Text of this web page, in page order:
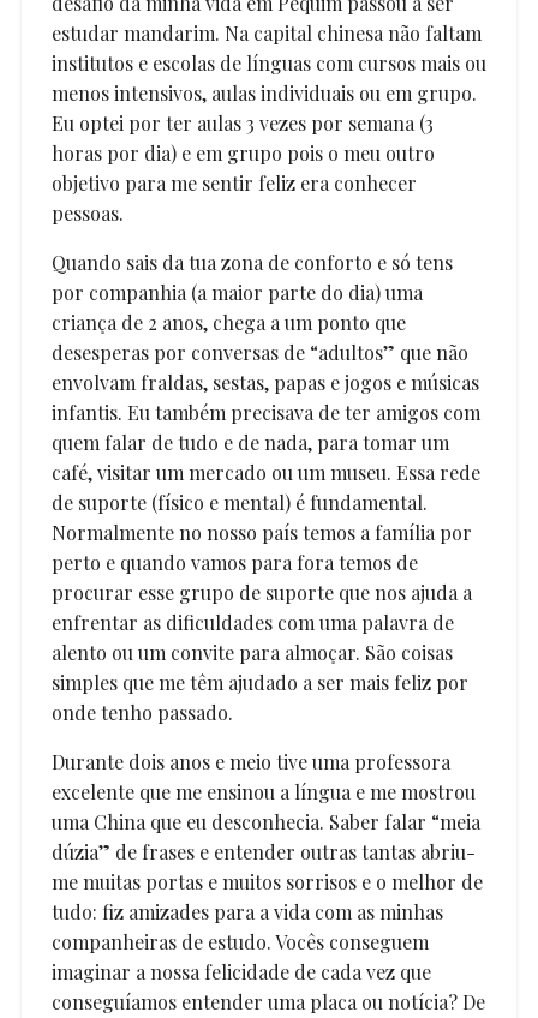
estudar mandarim. Na capital chinesa não faltam
institutos e escolas de línguas com cursos mais ou
menos intensivos, aulas individuais ou em grupo.
Eu optei por ter aulas 3 vezes por semana (3
horas por dia) e em grupo pois o meu outro
objetivo para me sentir feliz era conhecer
pessoas.
Quando sais da tua zona de conforto e só tens
por companhia (a maior parte do dia) uma
criança de 2 anos, chega a um ponto que
desesperas por conversas de “adultos” que não
envolvam fraldas, sestas, papas e jogos e músicas
infantis. Eu também precisava de ter amigos com
quem falar de tudo e de nada, para tomar um
café, visitar um mercado ou um museu. Essa rede
de suporte (físico e mental) é fundamental.
Normalmente no nosso país temos a família por
perto e quando vamos para fora temos de
procurar esse grupo de suporte que nos ajuda a
enfrentar as dificuldades com uma palavra de
alento ou um convite para almoçar. São coisas
simples que me têm ajudado a ser mais feliz por
onde tenho passado.
Durante dois anos e meio tive uma professora
excelente que me ensinou a língua e me mostrou
uma China que eu desconhecia. Saber falar “meia
dúzia” de frases e entender outras tantas abriu-
me muitas portas e muitos sorrisos e o melhor de
tudo: fiz amizades para a vida com as minhas
companheiras de estudo. Vocês conseguem
imaginar a nossa felicidade de cada vez que
conseguíamos entender uma placa ou notícia? De